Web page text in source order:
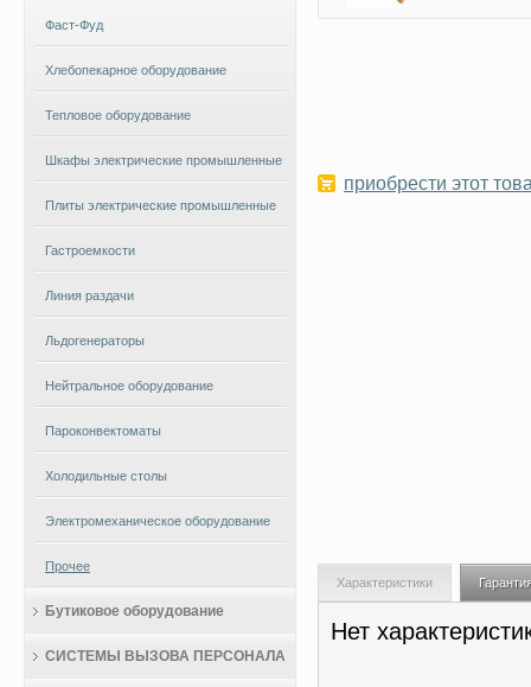
приобрести этот
Характеристики
Нет
Фаст-Фуд
Хлебопекарное оборудование
Тепловое оборудование
Шкафы электрические промышленные
Плиты электрические промышленные
Гастроемкости
Линия раздачи
Льдогенераторы
Нейтральное оборудование
Пароконвектоматы
Холодильные столы
Электромеханическое оборудование
Прочее
Бутиковое оборудование
СИСТЕМЫ ВЫЗОВА ПЕРСОНАЛА